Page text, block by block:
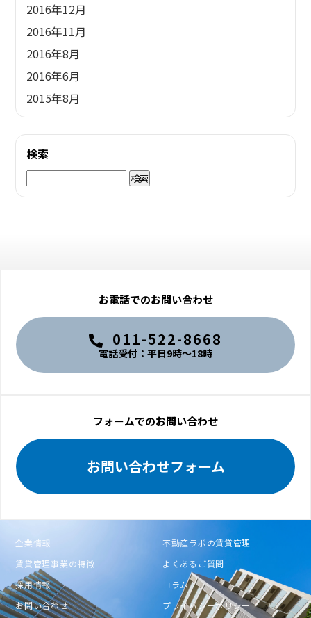
2016年12月
2016年11月
2016年8月
2016年6月
2015年8月
検索
検
索:
お電話でのお問い合わせ
011-522-8668
電話受付：平日9時〜18時
フォームでのお問い合わせ
お問い合わせフォーム
企業情報
不動産ラボの賃貸管理
賃貸管理事業の特徴
よくあるご質問
採用情報
コラム
お問い合わせ
プライバシーポリシー